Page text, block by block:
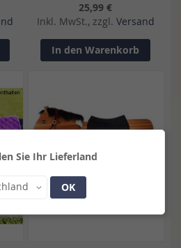
Sie Ihr Lieferland
OK
25,99 €
Inkl. MwSt., zzgl. Versand
In den Warenkorb